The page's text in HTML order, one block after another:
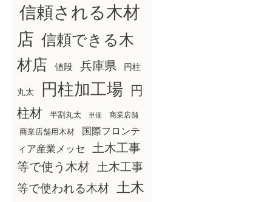
信頼される木材
店 信頼できる木
材店
値段 兵庫県 円柱
丸太 円柱加工場
円
柱材
半割丸太 単価 商業店舗
商業店舗用木材
国際フロンテ
ィア産業メッセ
土木工事
等で使う木材
土木工事
等で使われる木材
土木